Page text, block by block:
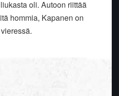
oli. Autoon riittää
hommia, Kapanen on